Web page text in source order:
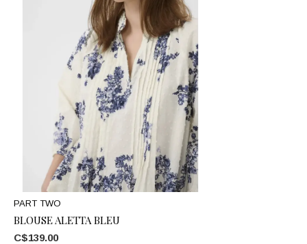
PART TWO
BLOUSE ALETTA BLEU
C$139.00